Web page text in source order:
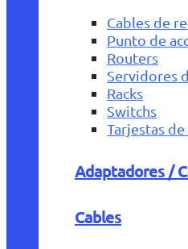
Cables de
Punto de
Routers
Servidores
Racks
Switchs
Tarjestas
Adaptadores /
Cables